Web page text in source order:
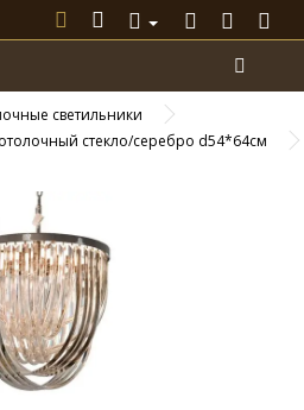
светильники
стекло/серебро d54*64см